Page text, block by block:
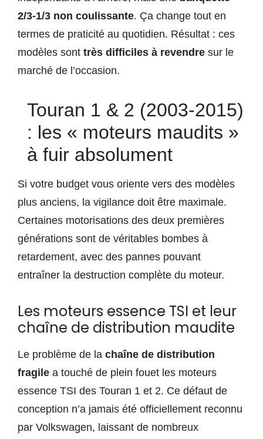
2/3-1/3 non coulissante. Ça change tout en
termes de praticité au quotidien. Résultat : ces
modèles sont très difficiles à revendre sur le
marché de l’occasion.
Touran 1 & 2 (2003-2015)
: les « moteurs maudits »
à fuir absolument
Si votre budget vous oriente vers des modèles
plus anciens, la vigilance doit être maximale.
Certaines motorisations des deux premières
générations sont de véritables bombes à
retardement, avec des pannes pouvant
entraîner la destruction complète du moteur.
Les moteurs essence TSI et leur
chaîne de distribution maudite
Le problème de la chaîne de distribution
fragile a touché de plein fouet les moteurs
essence TSI des Touran 1 et 2. Ce défaut de
conception n’a jamais été officiellement reconnu
par Volkswagen, laissant de nombreux